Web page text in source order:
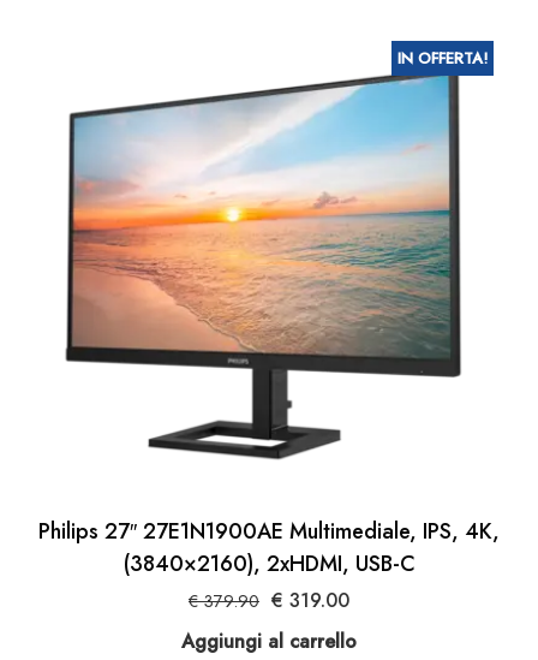
IN OFFERTA!
Philips 27″ 27E1N1900AE Multimediale, IPS, 4K,
(3840×2160), 2xHDMI, USB-C
€379.90 Il
prezzo
€ 319.00Il
Aggiungi al carrello